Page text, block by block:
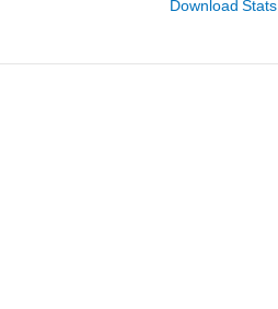
Download Stats